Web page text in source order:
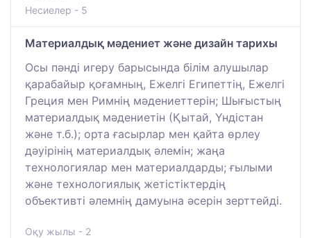
Несиелер - 5
Материалдық мәдениет және дизайн тарихы
Осы пәнді игеру барысында білім алушылар
қарабайыр қоғамның, Ежелгі Египеттің, Ежелгі
Греция мен Римнің мәдениеттерін; Шығыстың
материалдық мәдениетін (Қытай, Үндістан
және т.б.); орта ғасырлар мен қайта өрлеу
дәуірінің материалдық әлемін; жаңа
технологиялар мен материалдарды; ғылыми
және технологиялық жетістіктердің
объективті әлемнің дамуына әсерін зерттейді.
Оқу жылы - 2